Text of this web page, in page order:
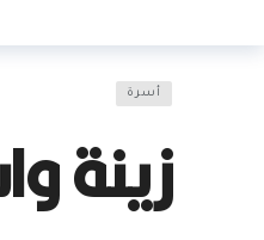
أسرة
زينة واستثمار.. 11